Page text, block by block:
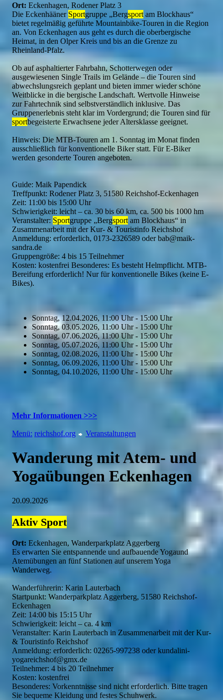
Ort: Eckenhagen, Rodener Platz 3
Die Eckenhääner Sportgruppe „Bergsport am Blockhaus“
bietet regelmäßig geführte Mountainbike-Touren in die Region
an. Von Eckenhagen aus geht es durch die oberbergische
Heimat, in den Olper Kreis und bis an die Grenze zu
Rheinland-Pfalz.
Ob auf asphaltierter Fahrbahn, Schotterwegen oder
ausgewiesenen Single Trails im Gelände – die Touren sind
abwechslungsreich geplant und bieten immer wieder schöne
Weitblicke in die bergische Landschaft. Wertvolle Hinweise
zur Fahrtechnik sind selbstverständlich inklusive. Das
Gruppenerlebnis steht klar im Vordergrund; die Touren sind für
sportbegeisterte Erwachsene jeder Altersklasse geeignet.
Hinweis: Die MTB-Touren am 1. Sonntag im Monat finden
ausschließlich für konventionelle Biker statt. Für E-Biker
werden gesonderte Touren angeboten.
Guide: Maik Papendick
Treffpunkt: Rodener Platz 3, 51580 Reichshof-Eckenhagen
Zeit: 11:00 bis 15:00 Uhr
Schwierigkeit: leicht – ca. 30 bis 60 km, ca. 500 bis 1000 hm
Veranstalter: Sportgruppe „Bergsport am Blockhaus“ in
Zusammenarbeit mit der Kur- & Touristinfo Reichshof
Anmeldung: erforderlich, 0173-2326589 oder bab@maik-
sandra.de
Gruppengröße: 4 bis 15 Teilnehmer
Kosten: kostenfrei Besonderes: Es besteht Helmpflicht. MTB-
Bereifung erforderlich! Nur für konventionelle Bikes (keine E-
Bikes).
Sonntag, 12.04.2026, 11:00 Uhr - 15:00 Uhr
Sonntag, 03.05.2026, 11:00 Uhr - 15:00 Uhr
Sonntag, 07.06.2026, 11:00 Uhr - 15:00 Uhr
Sonntag, 05.07.2026, 11:00 Uhr - 15:00 Uhr
Sonntag, 02.08.2026, 11:00 Uhr - 15:00 Uhr
Sonntag, 06.09.2026, 11:00 Uhr - 15:00 Uhr
Sonntag, 04.10.2026, 11:00 Uhr - 15:00 Uhr
Mehr Informationen >>>
Menü: reichshof.org Veranstaltungen
Wanderung mit Atem- und
Yogaübungen Eckenhagen
20.09.2026
Aktiv Sport
Ort: Eckenhagen, Wanderparkplatz Aggerberg
Es erwarten Sie entspannende und aufbauende Yogaund
Atemübungen an fünf Stationen auf unserem Yoga
Wanderweg.
Wanderführerin: Karin Lauterbach
Startpunkt: Wanderparkplatz Aggerberg, 51580 Reichshof-
Eckenhagen
Zeit: 14:00 bis 15:15 Uhr
Schwierigkeit: leicht – ca. 4 km
Veranstalter: Karin Lauterbach in Zusammenarbeit mit der Kur-
& Touristinfo Reichshof
Anmeldung: erforderlich: 02265-997238 oder kundalini-
yogareichshof@gmx.de
Teilnehmer: 4 bis 20 Teilnehmer
Kosten: kostenfrei
Besonderes: Vorkenntnisse sind nicht erforderlich. Bitte tragen
Sie bequeme Kleidung und festes Schuhwerk.